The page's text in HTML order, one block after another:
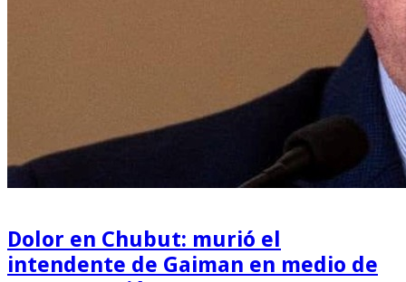
Dolor en Chubut: murió el
intendente de Gaiman en medio de